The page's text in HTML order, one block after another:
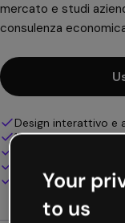
mercato e studi
consulenza
Design interattivo e
100%
Scarica in PDF,
Your
to us